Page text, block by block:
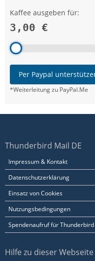
Kaffee ausgeben für:
3,00 €
Per Paypal
*Weiterleitung zu PayPal.Me
Thunderbird Mail DE
Impressum & Kontakt
Datenschutzerklärung
Einsatz von Cookies
Nutzungsbedingungen
Spendenaufruf für Thunderbird
Hilfe zu dieser Webseite